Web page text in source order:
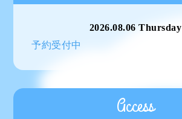
2026.08.06 Thursday
予約受付中
Access